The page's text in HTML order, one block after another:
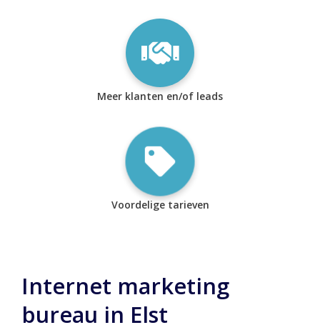
Meer klanten en/of leads
Voordelige tarieven
Internet marketing
bureau in Elst